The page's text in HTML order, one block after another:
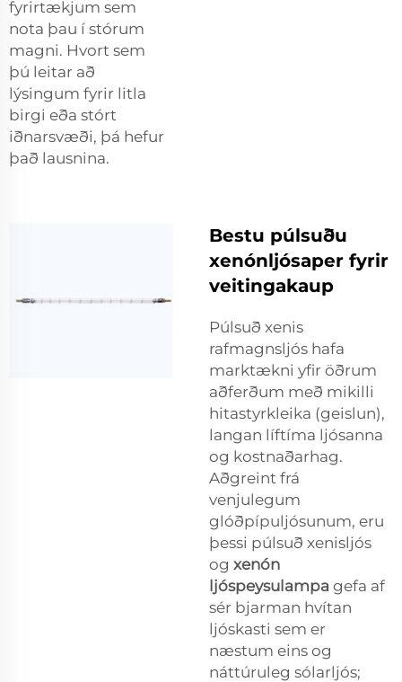
fyrirtækjum sem
nota þau í stórum
magni. Hvort sem
þú leitar að
lýsingum fyrir litla
birgi eða stórt
iðnarsvæði, þá hefur
það lausnina.
Bestu púlsuðu
xenónljósaper fyrir
veitingakaup
Púlsuð xenis
rafmagnsljós hafa
marktækni yfir öðrum
aðferðum með mikilli
hitastyrkleika (geislun),
langan líftíma ljósanna
og kostnaðarhag.
Aðgreint frá
venjulegum
glóðpípuljósunum, eru
þessi púlsuð xenisljós
og xenón
ljóspeysulampa gefa af
sér bjarman hvítan
ljóskasti sem er
næstum eins og
náttúruleg sólarljós;